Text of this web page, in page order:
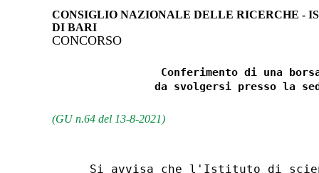
CONSIGLIO NAZIONALE DELLE RICERCHE -
DI BARI
CONCORSO
Conferimento di una
da svolgersi presso la
(GU n.64 del 13-8-2021)
Si avvisa che l'Istituto di